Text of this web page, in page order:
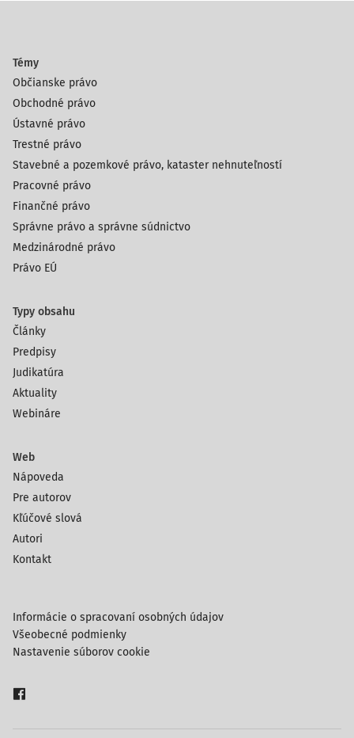
Témy
Občianske právo
Obchodné právo
Ústavné právo
Trestné právo
Stavebné a pozemkové právo, kataster nehnuteľností
Pracovné právo
Finančné právo
Správne právo a správne súdnictvo
Medzinárodné právo
Právo EÚ
Typy obsahu
Články
Predpisy
Judikatúra
Aktuality
Webináre
Web
Nápoveda
Pre autorov
Kľúčové slová
Autori
Kontakt
Informácie o spracovaní osobných údajov
Všeobecné podmienky
Nastavenie súborov cookie